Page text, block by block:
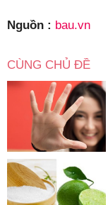
Nguồn : bau.vn
CÙNG CHỦ ĐỀ